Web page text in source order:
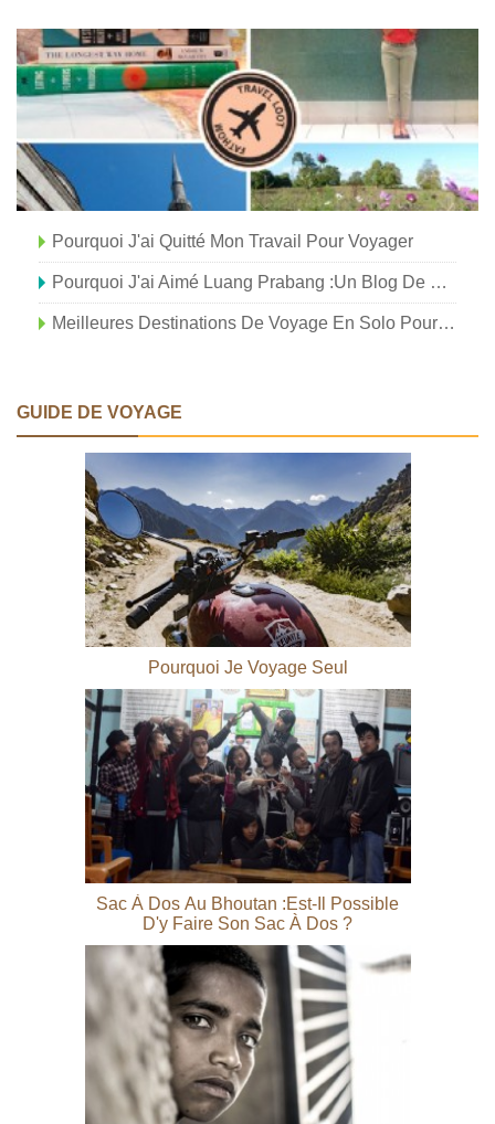
Pourquoi J'ai Quitté Mon Travail Pour Voyager
Pourquoi J'ai Aimé Luang Prabang :un Blog De Voyage
Meilleures Destinations De Voyage En Solo Pour Les Indiens
GUIDE DE VOYAGE
Pourquoi Je Voyage Seul
Sac À Dos Au Bhoutan :est-Il Possible
D'y Faire Son Sac À Dos ?